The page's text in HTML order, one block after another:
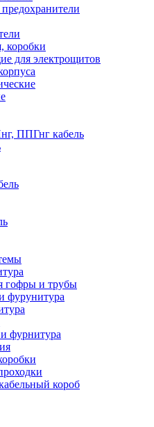
коробки
для электрощитов
ППГнг кабель
гофры и трубы
фурунитура
фурнитура
короб